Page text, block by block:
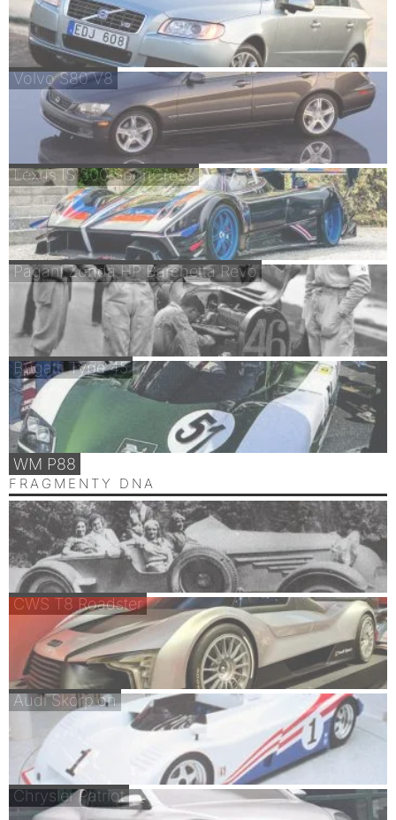
Volvo S80 V8
Lexus IS 300 SportCross
Pagani Zonda HP Barchetta Revo
Bugatti Type 45
WM P88
FRAGMENTY DNA
CWS T8 Roadster
Audi Skorpion
Chrysler Patriot